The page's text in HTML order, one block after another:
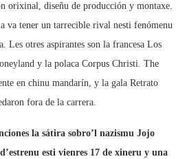
orixinal, diseñu de producción y montaxe.
va tener un tarrecible rival nesti fenómenu
Les otres aspirantes son la francesa Los
y la polaca Corpus Christi. The
en chinu mandarín, y la gala Retrato
fora de la carrera.
la sátira sobro’l nazismu Jojo
esti vienres 17 de xineru y una